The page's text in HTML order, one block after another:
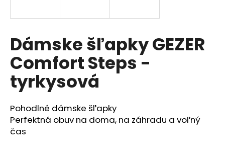
Dámske šľapky GEZER
Comfort Steps -
tyrkysová
Pohodlné dámske šľapky
Perfektná obuv na doma, na záhradu a voľný
čas
s
ť
?
HĽADAŤ